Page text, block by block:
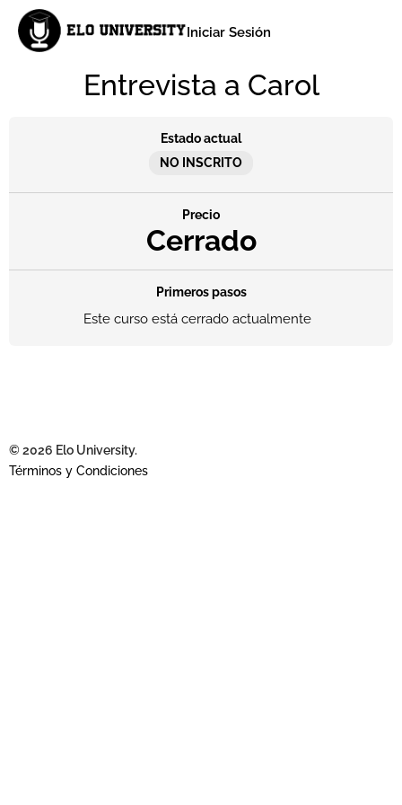
Iniciar Sesión
Entrevista a Carol
Estado actual
NO INSCRITO
Precio
Cerrado
Primeros pasos
Este curso está cerrado actualmente
© 2026 Elo University.
Términos y Condiciones